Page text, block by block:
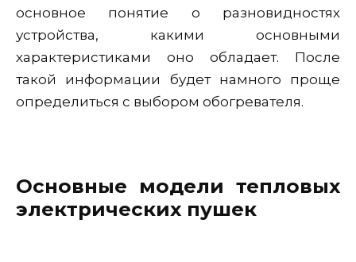
основное понятие о разновидностях
устройства, какими основными
характеристиками оно обладает. После
такой информации будет намного проще
определиться с выбором обогревателя.
Основные модели тепловых
электрических пушек